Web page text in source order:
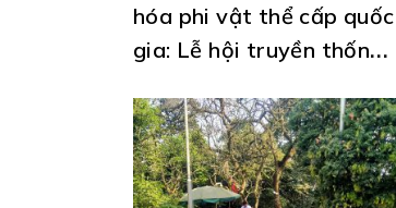
hóa phi vật thể cấp quốc
gia: Lễ hội truyền thống-
công bố công nhận
Quyết định điểm Du lịch
văn hóa cộng đồng Hùng